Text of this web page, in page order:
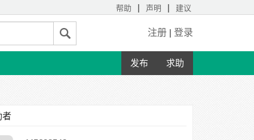
帮助 | 声明 | 建议
注册 | 登录
发布 求助
者